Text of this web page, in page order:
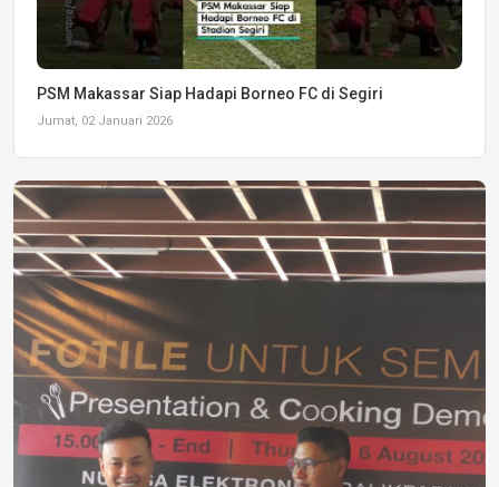
PSM Makassar Siap Hadapi Borneo FC di Segiri
Jumat, 02 Januari 2026